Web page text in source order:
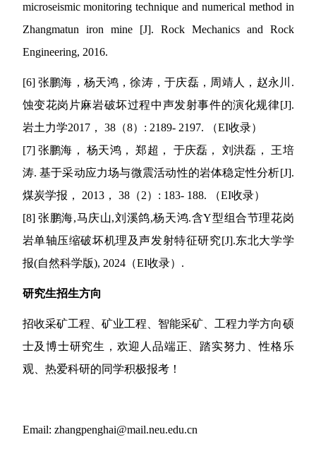
microseismic monitoring technique and numerical method in
Zhangmatun iron mine [J]. Rock Mechanics and Rock
Engineering, 2016.
[6] 张鹏海，杨天鸿，徐涛，于庆磊，周靖人，赵永川 .
蚀变花岗片麻岩破坏过程中声发射事件的演化规律[J].
岩土力学2017， 38（8） : 2189- 2197. （EI收录）
[7] 张鹏海， 杨天鸿， 郑超， 于庆磊， 刘洪磊， 王培
涛. 基于采动应力场与微震活动性的岩体稳定性分析[J].
煤炭学报， 2013， 38（2） : 183- 188. （EI收录）
[8]张鹏海,马庆山,刘溪鸽,杨天鸿.含Y型组合节理花岗
岩单轴压缩破坏机理及声发射特征研究[J].东北大学学
报(自然科学版), 2024（EI收录） .
研究生招生方向
招收采矿工程、矿业工程、智能采矿、工程力学方向硕
士及博士研究生，欢迎人品端正、踏实努力、性格乐
观、热爱科研的同学积极报考！
Email: zhangpenghai@mail.neu.edu.cn